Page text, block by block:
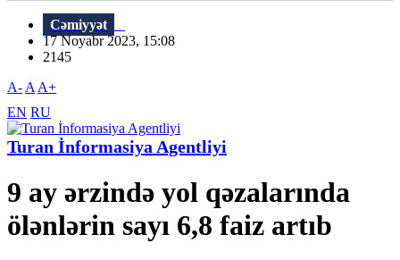
Cəmiyyət
17 Noyabr 2023, 15:08
2145
A- A A+
EN RU
Turan İnformasiya Agentliyi
9 ay ərzində yol qəzalarında
ölənlərin sayı 6,8 faiz artıb